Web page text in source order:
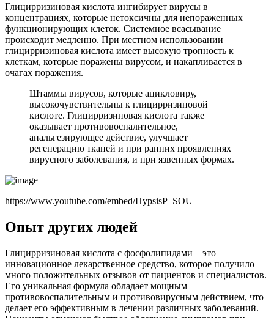
Глицирризиновая кислота ингибирует вирусы в
концентрациях, которые нетоксичны для непораженных
функционирующих клеток. Системное всасывание
происходит медленно. При местном использовании
глицирризиновая кислота имеет высокую тропность к
клеткам, которые поражены вирусом, и накапливается в
очагах поражения.
Штаммы вирусов, которые ацикловиру,
высокочувствительны к глицирризиновой
кислоте. Глицирризиновая кислота также
оказывает противовоспалительное,
анальгезирующее действие, улучшает
регенерацию тканей и при ранних проявлениях
вирусного заболевания, и при язвенных формах.
https://www.youtube.com/embed/HypsisP_SOU
Опыт других людей
Глицирризиновая кислота с фосфолипидами – это
инновационное лекарственное средство, которое получило
много положительных отзывов от пациентов и специалистов.
Его уникальная формула обладает мощным
противовоспалительным и противовирусным действием, что
делает его эффективным в лечении различных заболеваний.